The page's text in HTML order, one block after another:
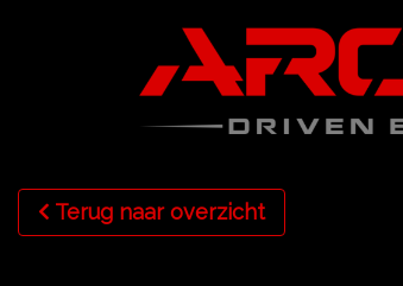
Terug naar overzicht